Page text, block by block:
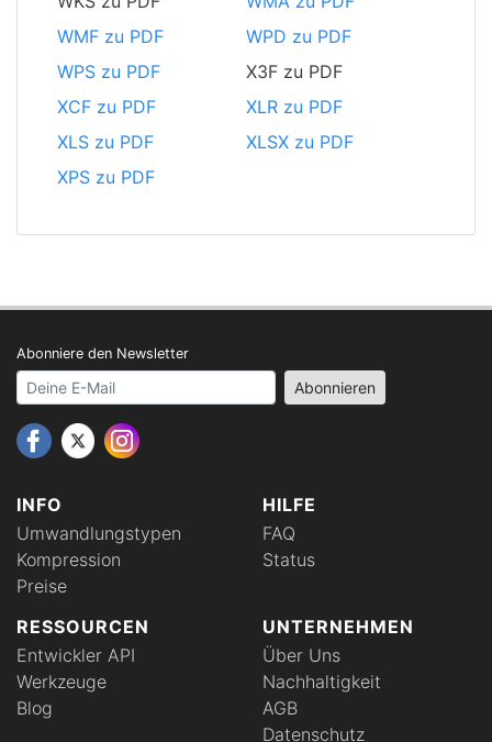
WMF zu PDF
WPD zu PDF
WPS zu PDF
X3F zu PDF
XCF zu PDF
XLR zu PDF
XLS zu PDF
XLSX zu PDF
XPS zu PDF
INFO
Umwandlungstypen
Kompression
Preise
HILFE
FAQ
Status
RESSOURCEN
Entwickler API
Werkzeuge
Blog
UNTERNEHMEN
Über Uns
Nachhaltigkeit
AGB
Datenschutz
Abonniere den Newsletter
Your email address Abonnieren